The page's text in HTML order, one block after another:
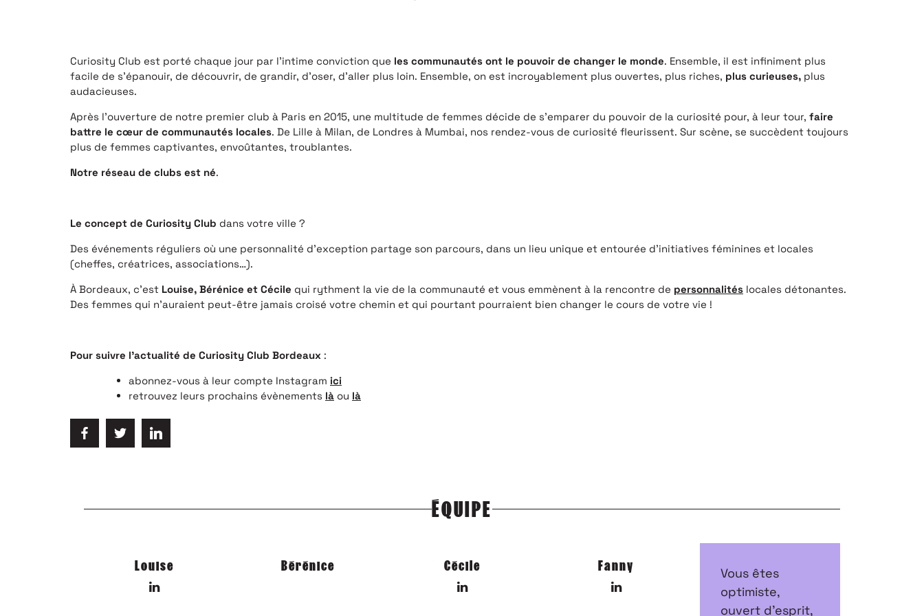
Curiosity Club est porté chaque jour par l’intime conviction que les communautés ont le pouvoir de changer le monde. Ensemble, il est infiniment plus
facile de s’épanouir, de découvrir, de grandir, d’oser, d’aller plus loin. Ensemble, on est incroyablement plus ouvertes, plus riches, plus curieuses, plus
audacieuses.
Après l’ouverture de notre premier club à Paris en 2015, une multitude de femmes décide de s’emparer du pouvoir de la curiosité pour, à leur tour, faire
battre le cœur de communautés locales. De Lille à Milan, de Londres à Mumbai, nos rendez-vous de curiosité fleurissent. Sur scène, se succèdent toujours
plus de femmes captivantes, envoûtantes, troublantes.
Notre réseau de clubs est né.
Le concept de Curiosity Club dans votre ville ?
Des événements réguliers où une personnalité d’exception partage son parcours, dans un lieu unique et entourée d’initiatives féminines et locales
(cheffes, créatrices, associations…).
À Bordeaux, c’est Louise, Bérénice et Cécile qui rythment la vie de la communauté et vous emmènent à la rencontre de personnalités locales détonantes.
Des femmes qui n’auraient peut-être jamais croisé votre chemin et qui pourtant pourraient bien changer le cours de votre vie !
Pour suivre l’actualité de Curiosity Club Bordeaux :
abonnez-vous à leur compte Instagram ici
retrouvez leurs prochains évènements là ou là
ÉQUIPE
Louise Bérénice Cécile Fanny
Vous êtes
optimiste,
ouvert d’esprit,